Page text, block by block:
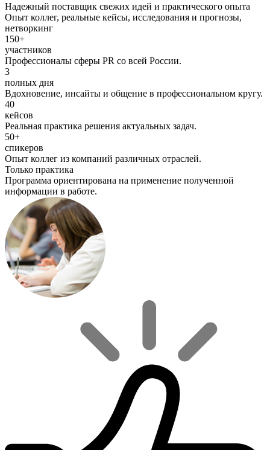
Надежный поставщик свежих идей и практического опыта
Опыт коллег, реальные кейсы, исследования и прогнозы,
нетворкинг
150+
участников
Профессионалы сферы PR со всей России.
3
полных дня
Вдохновение, инсайты и общение в профессиональном кругу.
40
кейсов
Реальная практика решения актуальных задач.
50+
спикеров
Опыт коллег из компаний различных отраслей.
Только практика
Программа ориентирована на применение полученной
информации в работе.